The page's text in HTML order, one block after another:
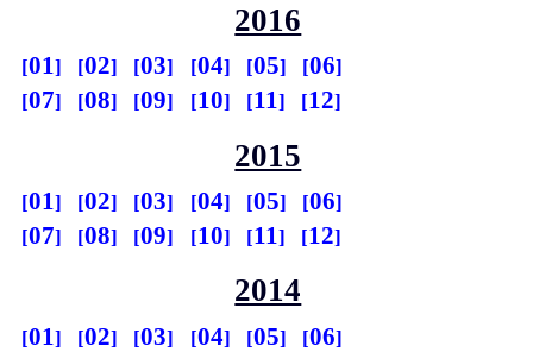
2016
01 02 03 04 05
06
07
08 09 10 11 12
2015
01 02 03 04 05
06
07
08 09 10 11 12
2014
01 02 03 04 05
06